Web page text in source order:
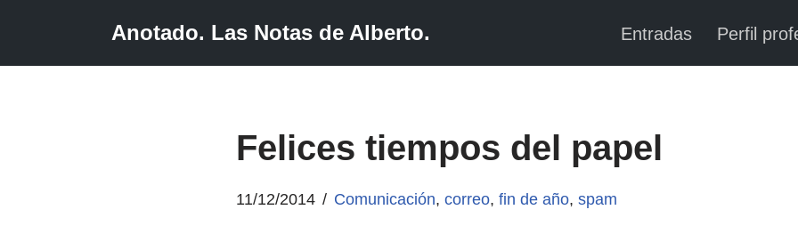
Anotado. Las Notas de Alberto. Entradas Perfil
Felices tiempos del papel
11/12/2014 Comunicación,correo,fin de año,spam